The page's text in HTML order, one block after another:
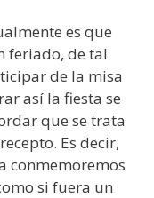
es que
feriado, de tal
de la misa
así la fiesta se
que se trata
Es decir,
conmemoremos
si fuera un